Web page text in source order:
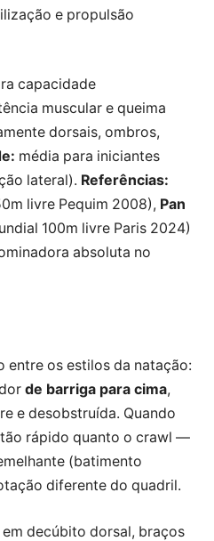
e propulsão
capacidade
muscular e queima
dorsais, ombros,
média para iniciantes
lateral). Referências:
livre Pequim 2008), Pan
100m livre Paris 2024)
absoluta no
entre os estilos da natação:
de barriga para cima,
e desobstruída. Quando
rápido quanto o crawl —
(batimento
diferente do quadril.
decúbito dorsal, braços